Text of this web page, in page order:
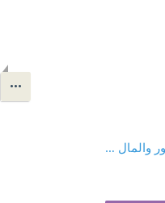
ترامب بلا قناع: رحلةٌ من الطموح والغرور والمال والنفوذ